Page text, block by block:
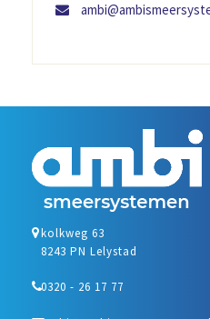
kolkweg 63
8243 PN Lelystad
0320 - 26 17 77